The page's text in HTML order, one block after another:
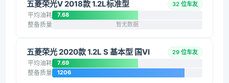
五菱荣光V 2018款 1.2L标准型 32 位车友
平均油耗 7.68
整备质量 暂无数据
五菱荣光 2020款 1.2L S 基本型 国VI 29 位车友
平均油耗 7.69
整备质量 1206